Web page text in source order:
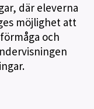
där eleverna
möjlighet att
och